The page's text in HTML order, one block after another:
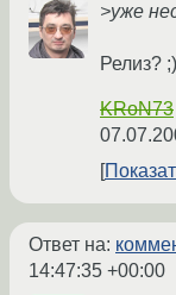
>уже
Релиз? ;)
KRoN73
Ответ на:
14:47:35 +00:00